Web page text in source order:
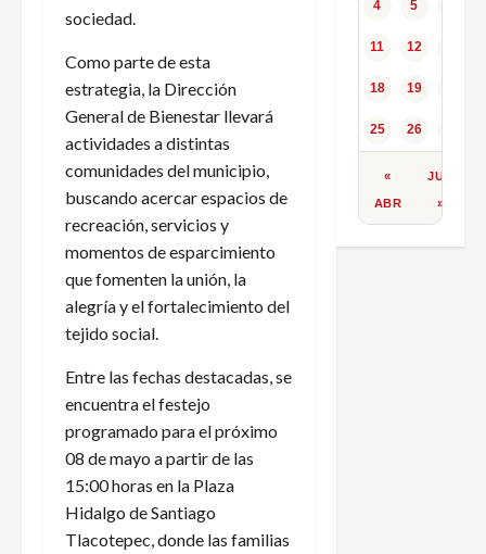
sociedad.
Como parte de esta
estrategia, la Dirección
General de Bienestar llevará
actividades a distintas
comunidades del municipio,
buscando acercar espacios de
recreación, servicios y
momentos de esparcimiento
que fomenten la unión, la
alegría y el fortalecimiento del
tejido social.
Entre las fechas destacadas, se
encuentra el festejo
programado para el próximo
08 de mayo a partir de las
15:00 horas en la Plaza
Hidalgo de Santiago
Tlacotepec, donde las familias
4 5
11 12
18 19
25 26
«
ABR
JUN
»